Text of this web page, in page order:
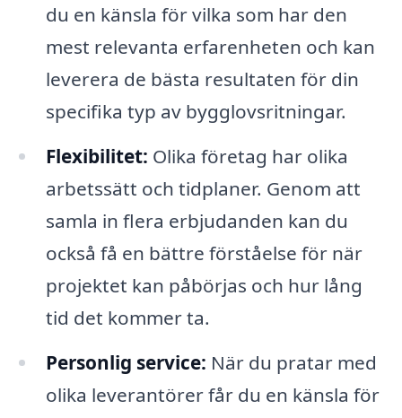
du en känsla för vilka som har den
mest relevanta erfarenheten och kan
leverera de bästa resultaten för din
specifika typ av bygglovsritningar.
Flexibilitet: Olika företag har olika
arbetssätt och tidplaner. Genom att
samla in flera erbjudanden kan du
också få en bättre förståelse för när
projektet kan påbörjas och hur lång
tid det kommer ta.
Personlig service: När du pratar med
olika leverantörer får du en känsla för